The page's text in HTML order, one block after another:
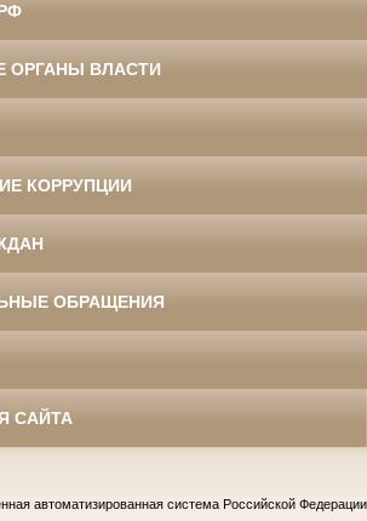
ОРГАНЫ ВЛАСТИ
КОРРУПЦИИ
ОБРАЩЕНИЯ
САЙТА
автоматизированная система Российской